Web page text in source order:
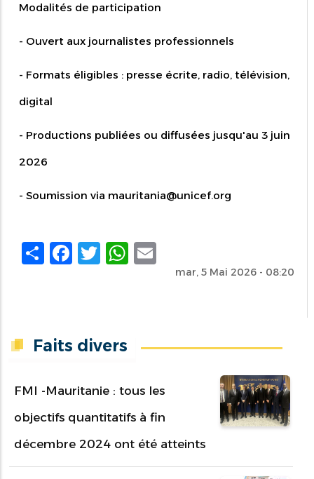
Modalités de participation
- Ouvert aux journalistes professionnels
- Formats éligibles : presse écrite, radio, télévision,
digital
- Productions publiées ou diffusées jusqu'au 3 juin
2026
- Soumission via mauritania@unicef.org
ShareFacebook
Twitter
WhatsApp
mar, 5 Mai 2026 - 08:20
Faits divers
FMI -Mauritanie : tous les
objectifs quantitatifs à fin
décembre 2024 ont été atteints